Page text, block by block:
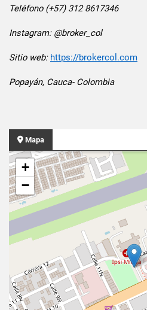
Teléfono (+57) 312 8617346
Instagram: @broker_col
Sitio web: https://brokercol.com
Popayán, Cauca- Colombia
Mapa
+
−